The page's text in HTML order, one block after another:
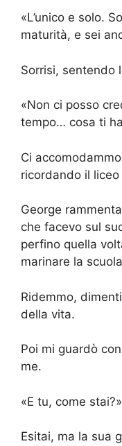
«L’unico e solo.
maturità, e sei
Sorrisi, sentendo
«Non ci posso
tempo… cosa ti
Ci
ricordando il
George
che facevo sul
perfino quella
marinare la
Ridemmo,
della vita.
Poi mi guardò
me.
«E tu, come stai?»
Esitai, ma la sua